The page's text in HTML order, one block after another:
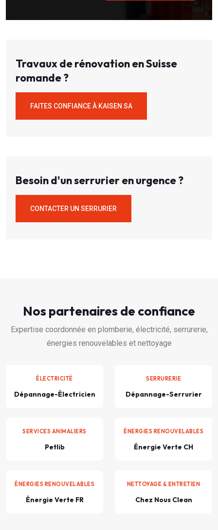
Travaux de rénovation en Suisse
romande ?
FAITES CONFIANCE À KAISEN SA
Besoin d'un serrurier en urgence ?
CONTACTER UN SERRURIER
Nos partenaires de confiance
Expertise coordonnée en plomberie, électricité, serrurerie,
énergies renouvelables et nettoyage
ÉLECTRICITÉ
Dépannage-Électricien
SERRURERIE
Dépannage-Serrurier
SERVICES ANIMALIERS
Petlib
ÉNERGIES RENOUVELABLES
Énergie Verte CH
ÉNERGIES RENOUVELABLES
Énergie Verte FR
NETTOYAGE & ENTRETIEN
Chez Nous Clean